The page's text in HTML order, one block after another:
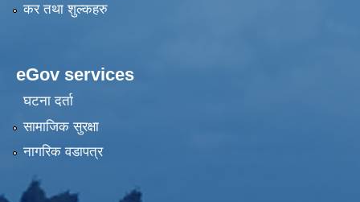
कर तथा शुल्कहरु
eGov services
घटना दर्ता
सामाजिक सुरक्षा
नागरिक वडापत्र